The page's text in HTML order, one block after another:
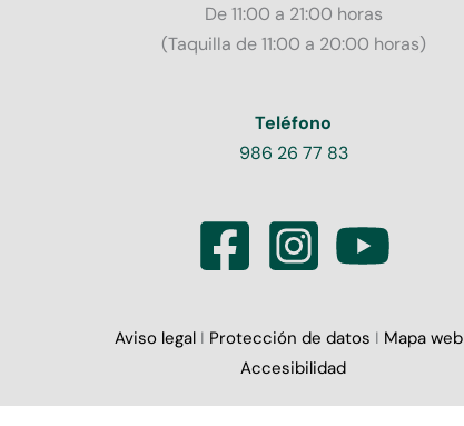
De 11:00 a 21:00 horas
(Taquilla de 11:00 a 20:00 horas)
Teléfono
986 26 77 83
Aviso legal I Protección de datos I Mapa web
Accesibilidad